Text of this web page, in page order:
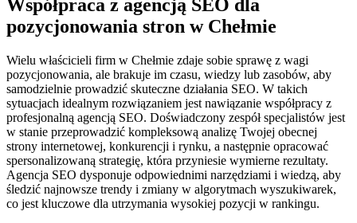
Współpraca z agencją SEO dla
pozycjonowania stron w Chełmie
Wielu właścicieli firm w Chełmie zdaje sobie sprawę z wagi
pozycjonowania, ale brakuje im czasu, wiedzy lub zasobów, aby
samodzielnie prowadzić skuteczne działania SEO. W takich
sytuacjach idealnym rozwiązaniem jest nawiązanie współpracy z
profesjonalną agencją SEO. Doświadczony zespół specjalistów jest
w stanie przeprowadzić kompleksową analizę Twojej obecnej
strony internetowej, konkurencji i rynku, a następnie opracować
spersonalizowaną strategię, która przyniesie wymierne rezultaty.
Agencja SEO dysponuje odpowiednimi narzędziami i wiedzą, aby
śledzić najnowsze trendy i zmiany w algorytmach wyszukiwarek,
co jest kluczowe dla utrzymania wysokiej pozycji w rankingu.